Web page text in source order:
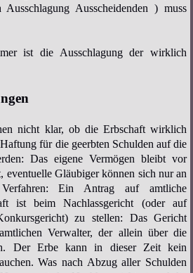
Ausscheidenden ) muss
ist die Ausschlagung der wirklich
nicht klar, ob die Erbschaft wirklich
für die geerbten Schulden auf die
Das eigene Vermögen bleibt vor
eventuelle Gläubiger können sich nur an
Ein Antrag auf amtliche
ist beim Nachlassgericht (oder auf
zu stellen: Das Gericht
Verwalter, der allein über die
Der Erbe kann in dieser Zeit kein
Was nach Abzug aller Schulden